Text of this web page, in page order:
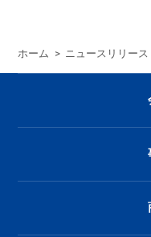
ホーム > ニュースリリース